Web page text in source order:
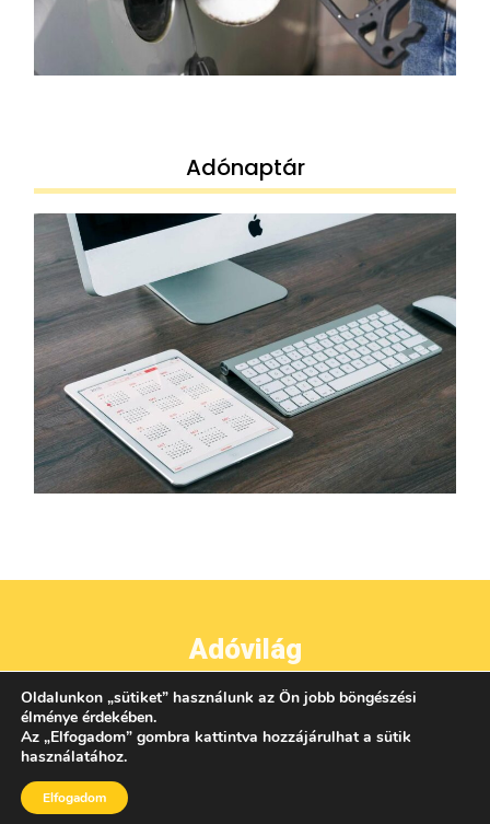
Adónaptár
Adóvilág
IMPRESSZUM● ADATVÉDELEM ● ÁSZF●KAPCSOLAT
AZ OLDALON TALÁLHATÓ TARTALMAK UTÁNKÖZLÉSE CSAK A KIADÓ ENGEDÉLYÉVEL
Oldalunkon „sütiket” használunk az Ön jobb böngészési
élménye érdekében.
Az „Elfogadom” gombra kattintva hozzájárulhat a sütik
használatához.
Elfogadom